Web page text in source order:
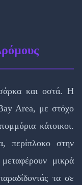
και οστά. Η
Area, με στόχο
κάτοικοι.
περίπλοκο στην
μικρά
τα σε